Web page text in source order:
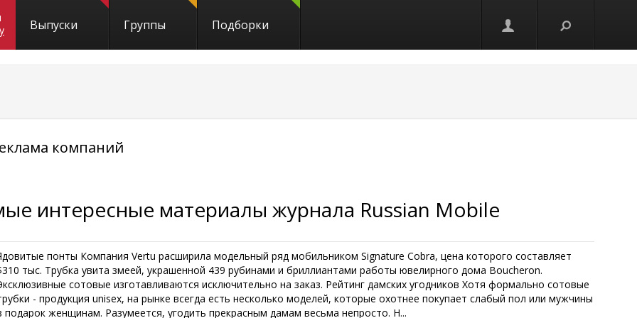
Выпуски Группы Подборки
компаний
интересные материалы журнала Russian Mobile
понты Компания Vertu расширила модельный ряд мобильником Signature Cobra, цена которого составляет
тыс. Трубка увита змеей, украшенной 439 рубинами и бриллиантами работы ювелирного дома Boucheron.
сотовые изготавливаются исключительно на заказ. Рейтинг дамских угодников Хотя формально сотовые
- продукция unisex, на рынке всегда есть несколько моделей, которые охотнее покупает слабый пол или мужчины
подарок женщинам. Разумеется, угодить прекрасным дамам весьма непросто. Н...